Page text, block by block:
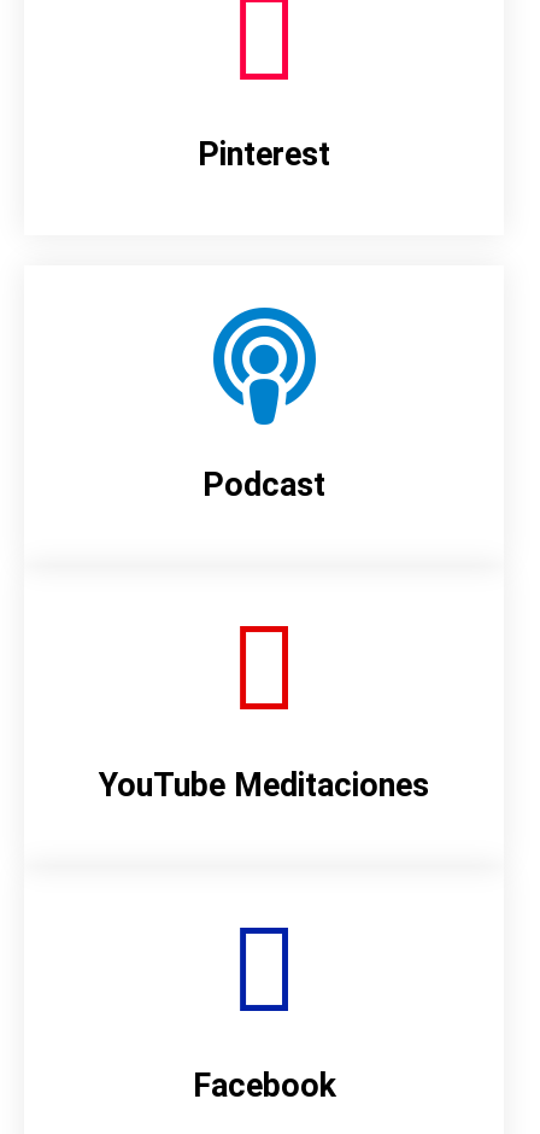
Pinterest
Podcast
YouTube Meditaciones
Facebook